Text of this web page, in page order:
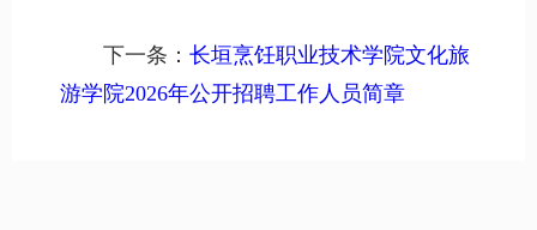
下一条： 长垣烹饪职业技术学院文化旅
游学院2026年公开招聘工作人员简章